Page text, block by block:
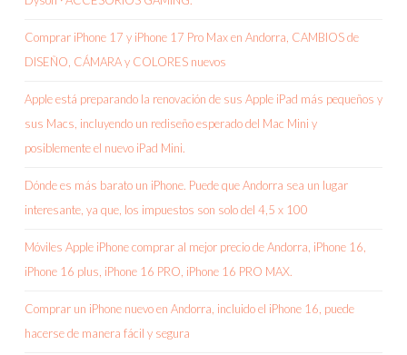
Comprar iPhone 17 y iPhone 17 Pro Max en Andorra, CAMBIOS de
DISEÑO, CÁMARA y COLORES nuevos
Apple está preparando la renovación de sus Apple iPad más pequeños y
sus Macs, incluyendo un rediseño esperado del Mac Mini y
posiblemente el nuevo iPad Mini.
Dónde es más barato un iPhone. Puede que Andorra sea un lugar
interesante, ya que, los impuestos son solo del 4,5 x 100
Móviles Apple iPhone comprar al mejor precio de Andorra, iPhone 16,
iPhone 16 plus, iPhone 16 PRO, iPhone 16 PRO MAX.
Comprar un iPhone nuevo en Andorra, incluido el iPhone 16, puede
hacerse de manera fácil y segura